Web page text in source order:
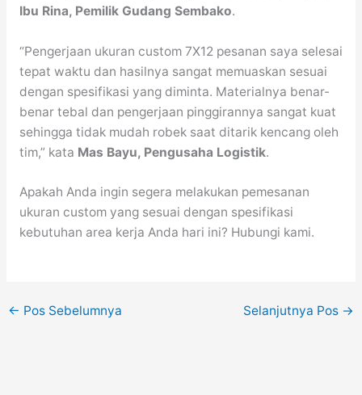
Ibu Rina, Pemilik Gudang Sembako.
“Pengerjaan ukuran custom 7X12 pesanan saya selesai
tepat waktu dan hasilnya sangat memuaskan sesuai
dengan spesifikasi yang diminta. Materialnya benar-
benar tebal dan pengerjaan pinggirannya sangat kuat
sehingga tidak mudah robek saat ditarik kencang oleh
tim,” kata Mas Bayu, Pengusaha Logistik.
Apakah Anda ingin segera melakukan pemesanan
ukuran custom yang sesuai dengan spesifikasi
kebutuhan area kerja Anda hari ini? Hubungi kami.
← Pos Sebelumnya Selanjutnya Pos →